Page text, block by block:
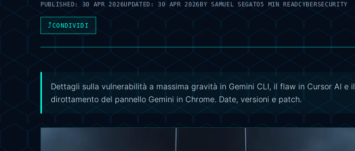
PUBLISHED:30 APR 2026UPDATED:30 APR 2026 BY SAMUEL SEGATO5 MIN READCYBERSECURITY
⤴CONDIVIDI
Dettagli sulla vulnerabilità a massima gravità in Gemini CLI, il flaw in Cursor AI e il
dirottamento del pannello Gemini in Chrome. Date, versioni e patch.